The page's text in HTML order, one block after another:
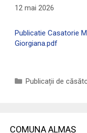
12 mai 2026
Publicatie Casatorie
Giorgiana.pdf
Categorii
Publicații de
COMUNA ALMAȘ